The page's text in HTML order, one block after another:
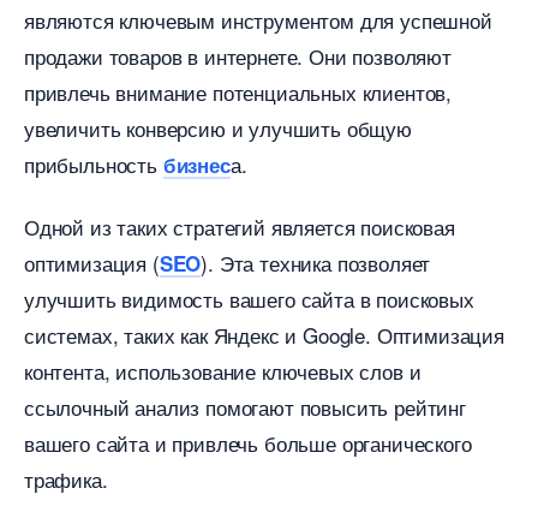
являются ключевым инструментом для успешной
продажи товаров в интернете. Они позволяют
привлечь внимание потенциальных клиентов,
увеличить конверсию и улучшить общую
прибыльность изнеса.
Одной из таких стратегий является поисковая
оптимизация (SEO). Эта техника позволяет
улучшить видимость вашего сайта в поисковых
системах, таких как Яндекс и Google. Оптимизация
контента, использование ключевых слов и
ссылочный анализ помогают повысить рейтин
ашего сайта и привлечь больше органического
трафика.